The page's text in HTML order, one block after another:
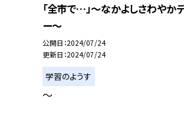
「全市で…」〜なかよしさわやか
ー〜
公開日 2024/07/24
更新日 2024/07/24
学習のようす
〜